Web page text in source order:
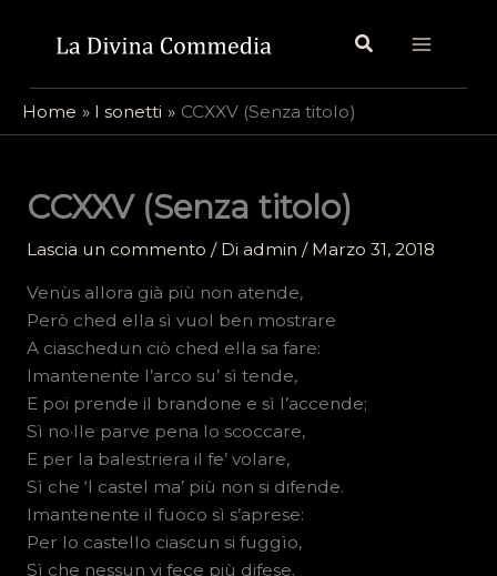
Cerca
Home I sonetti CCXXV (Senza titolo)
CCXXV (Senza titolo)
Lascia un commento / Di admin / Marzo 31, 2018
Venùs allora già più non atende,
Però ched ella sì vuol ben mostrare
A ciaschedun ciò ched ella sa fare:
Imantenente l’arco su’ sì tende,
E poi prende il brandone e sì l’accende;
Sì no·lle parve pena lo scoccare,
E per la balestriera il fe’ volare,
Sì che ‘l castel ma’ più non si difende.
Imantenente il fuoco sì s’aprese:
Per lo castello ciascun si fuggìo,
Sì che nessun vi fece più difese.